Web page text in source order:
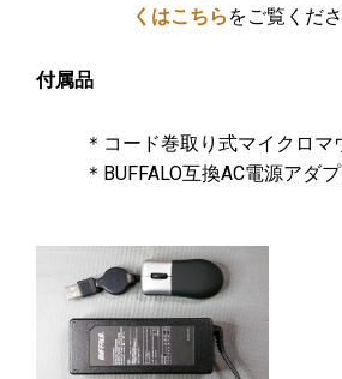
くはこちら をご覧くだ
付属品
＊コード巻取り式マイクロマ
＊BUFFALO互換AC電源アダ